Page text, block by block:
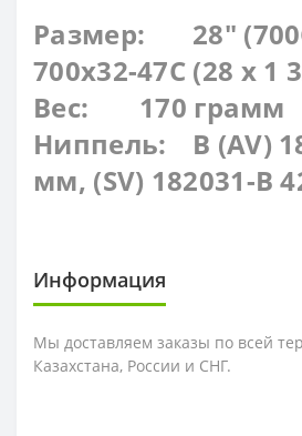
Размер:
28"
700x32-47С (28 x 1
Вес:
170 грамм
Ниппель:
В (AV)
мм, (SV) 182031-В
Информация
Мы доставляем заказы по всей
Казахстана, России и СНГ.